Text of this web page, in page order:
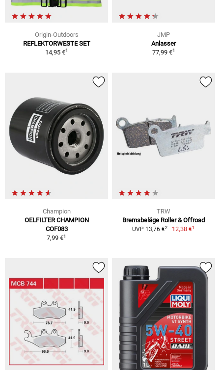
Origin-Outdoors
REFLEKTORWESTE SET
14,95 €1
JMP
Anlasser
77,99 €1
Champion
OELFILTER CHAMPION
COF083
7,99 €1
TRW
Bremsbeläge Roller & Offroad
UVP 13,76 €2 12,38 €1